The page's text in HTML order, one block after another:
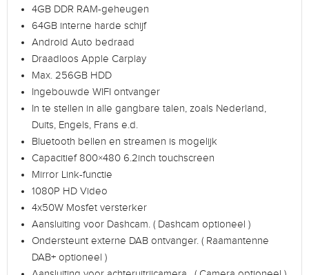
4GB DDR RAM-geheugen
64GB interne harde schijf
Android Auto bedraad
Draadloos Apple Carplay
Max. 256GB HDD
Ingebouwde WIFI ontvanger
In te stellen in alle gangbare talen, zoals Nederland,
Duits, Engels, Frans e.d.
Bluetooth bellen en streamen is mogelijk
Capacitief 800×480 6.2inch touchscreen
Mirror Link-functie
1080P HD Video
4x50W Mosfet versterker
Aansluiting voor Dashcam. ( Dashcam optioneel )
Ondersteunt externe DAB ontvanger. ( Raamantenne
DAB+ optioneel )